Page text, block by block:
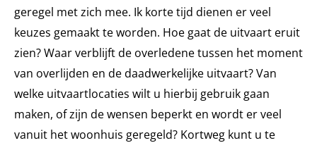
geregel met zich mee. Ik korte tijd dienen er veel
keuzes gemaakt te worden. Hoe gaat de uitvaart eruit
zien? Waar verblijft de overledene tussen het moment
van overlijden en de daadwerkelijke uitvaart? Van
welke uitvaartlocaties wilt u hierbij gebruik gaan
maken, of zijn de wensen beperkt en wordt er veel
vanuit het woonhuis geregeld? Kortweg kunt u te